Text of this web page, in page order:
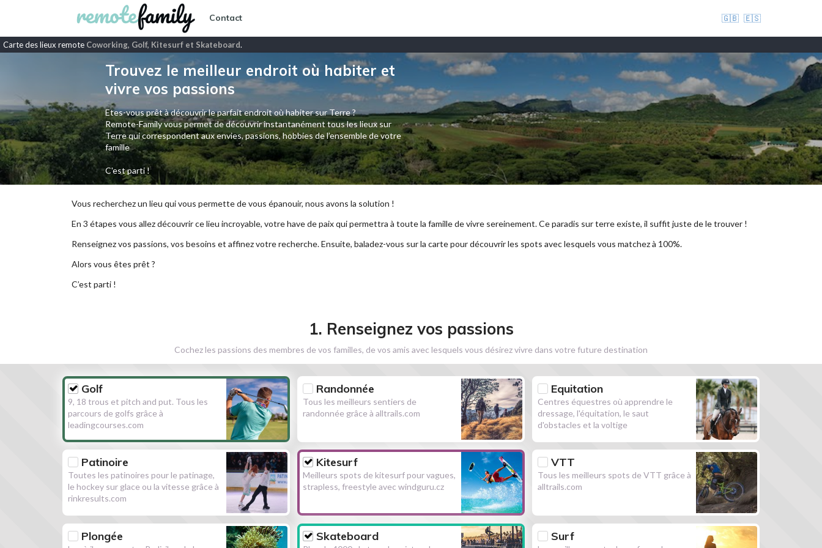
Contact 🇬🇧 🇪🇸
Carte des lieux remote Coworking, Golf, Kitesurf et Skateboard.
Trouvez le meilleur endroit où habiter et
vivre vos passions
Etes-vous prêt à découvrir le parfait endroit où habiter sur Terre ?
Remote-Family vous permet de découvrir instantanément tous les lieux sur
Terre qui correspondent aux envies, passions, hobbies de l’ensemble de votre
famille
C'est parti !
Vous recherchez un lieu qui vous permette de vous épanouir, nous avons la solution !
En 3 étapes vous allez découvrir ce lieu incroyable, votre have de paix qui permettra à toute la famille de vivre sereinement. Ce paradis sur terre existe, il suffit juste de le trouver !
Renseignez vos passions, vos besoins et affinez votre recherche. Ensuite, baladez-vous sur la carte pour découvrir les spots avec lesquels vous matchez à 100%.
Alors vous êtes prêt ?
C’est parti !
1. Renseignez vos passions
Cochez les passions des membres de vos familles, de vos amis avec lesquels vous désirez vivre dans votre future destination
Golf
9, 18 trous et pitch and put. Tous les
parcours de golfs grâce à
leadingcourses.com
Randonnée
Tous les meilleurs sentiers de
randonnée grâce à alltrails.com
Equitation
Centres équestres où apprendre le
dressage, l'équitation, le saut
d'obstacles et la voltige
Patinoire
Toutes les patinoires pour le patinage,
le hockey sur glace ou la vitesse grâce à
rinkresults.com
Kitesurf
Meilleurs spots de kitesurf pour vagues,
strapless, freestyle avec windguru.cz
VTT
Tous les meilleurs spots de VTT grâce à
alltrails.com
Plongée Skateboard Surf